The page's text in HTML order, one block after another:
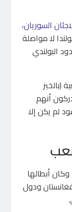
السوريان،
لا مواصلة
البولندي
(بالخبز
أنهم
لم يكن إلا
أبطالها
ودول